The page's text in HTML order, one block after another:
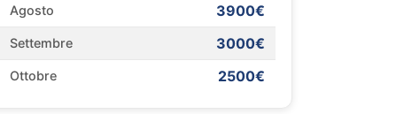
Agosto 3900€
Settembre 3000€
Ottobre 2500€